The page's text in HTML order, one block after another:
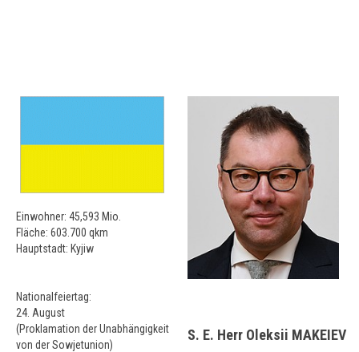
Einwohner: 45,593 Mio.
Fläche: 603.700 qkm
Hauptstadt: Kyjiw
Nationalfeiertag:
24. August
(Proklamation der Unabhängigkeit
von der Sowjetunion)
S. E. Herr Oleksii MAKEIEV